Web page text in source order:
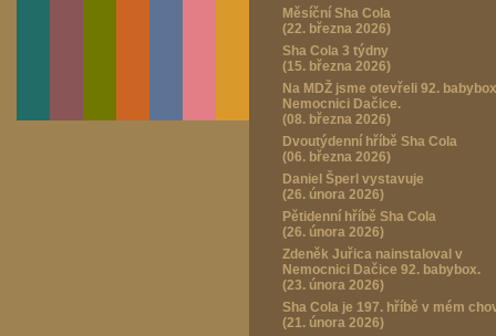
Měsíční Sha Cola
(22. března 2026)
Sha Cola 3 týdny
(15. března 2026)
Na MDŽ jsme otevřeli 92.
Nemocnici Dačice.
(08. března 2026)
Dvoutýdenní hříbě Sha Cola
(06. března 2026)
Daniel Šperl vystavuje
(26. února 2026)
Pětidenní hříbě Sha Cola
(26. února 2026)
Zdeněk Juřica nainstaloval v
Nemocnici Dačice 92. babybox.
(23. února 2026)
Sha Cola je 197. hříbě v mém
(21. února 2026)